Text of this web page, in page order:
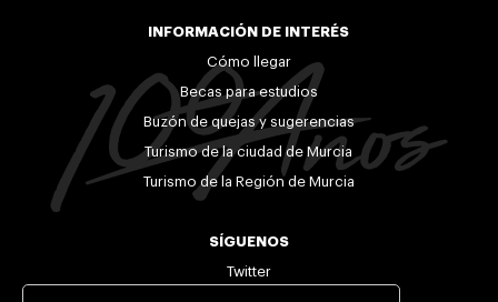
INFORMACIÓN DE INTERÉS
Cómo llegar
Becas para estudios
Buzón de quejas y sugerencias
Turismo de la ciudad de Murcia
Turismo de la Región de Murcia
SÍGUENOS
Twitter